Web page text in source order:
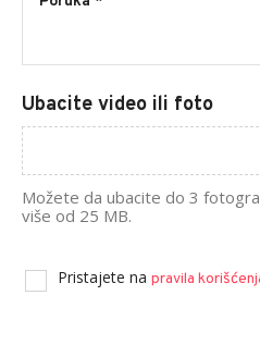
Ubacite video ili foto
Možete da ubacite do 3
više od 25 MB.
Pristajete na pravila